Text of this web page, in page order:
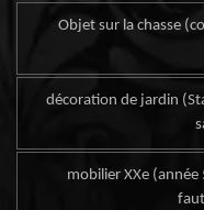
Objet sur la chasse
décoration de jardin
mobilier XXe